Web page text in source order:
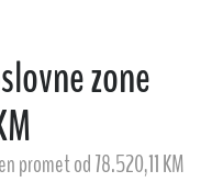
zone
promet od 78.520,11 KM